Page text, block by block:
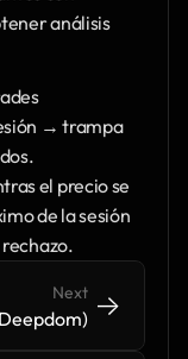
análisis
→ trampa
el precio se
de la sesión
Next
-> ->